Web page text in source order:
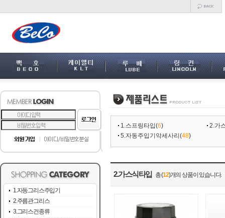
1.자동그리스주입기
2.주름관그리스
3.그리스건종류
1.스프링타입(6)
2.가
5.자동주입기악세사리 (48)
2.가스식타입 총 (12)개의 상품이 있습니다.